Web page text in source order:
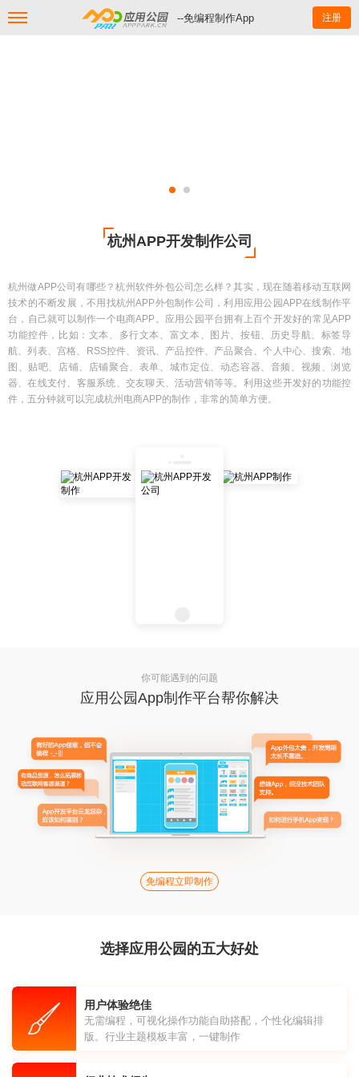
--免编程制作App 注册
杭州APP开发制作公司
杭州做APP公司有哪些？杭州软件外包公司怎么样？其实，现在随着移动互联网
技术的不断发展，不用找杭州APP外包制作公司，利用应用公园APP在线制作平
台，自己就可以制作一个电商APP。应用公园平台拥有上百个开发好的常见APP
功能控件，比如：文本、多行文本、富文本、图片、按钮、历史导航、标签导
航、列表、宫格、RSS控件、资讯、产品控件、产品聚合、个人中心、搜索、地
图、贴吧、店铺、店铺聚合、表单、城市定位、动态容器、音频、视频、浏览
器、在线支付、客服系统、交友聊天、活动营销等等。利用这些开发好的功能控
件，五分钟就可以完成杭州电商APP的制作，非常的简单方便。
你可能遇到的问题
应用公园App制作平台帮你解决
免编程立即制作
选择应用公园的五大好处
用户体验绝佳
无需编程，可视化操作功能自助搭配，个性化编辑排
版。行业主题模板丰富，一键制作